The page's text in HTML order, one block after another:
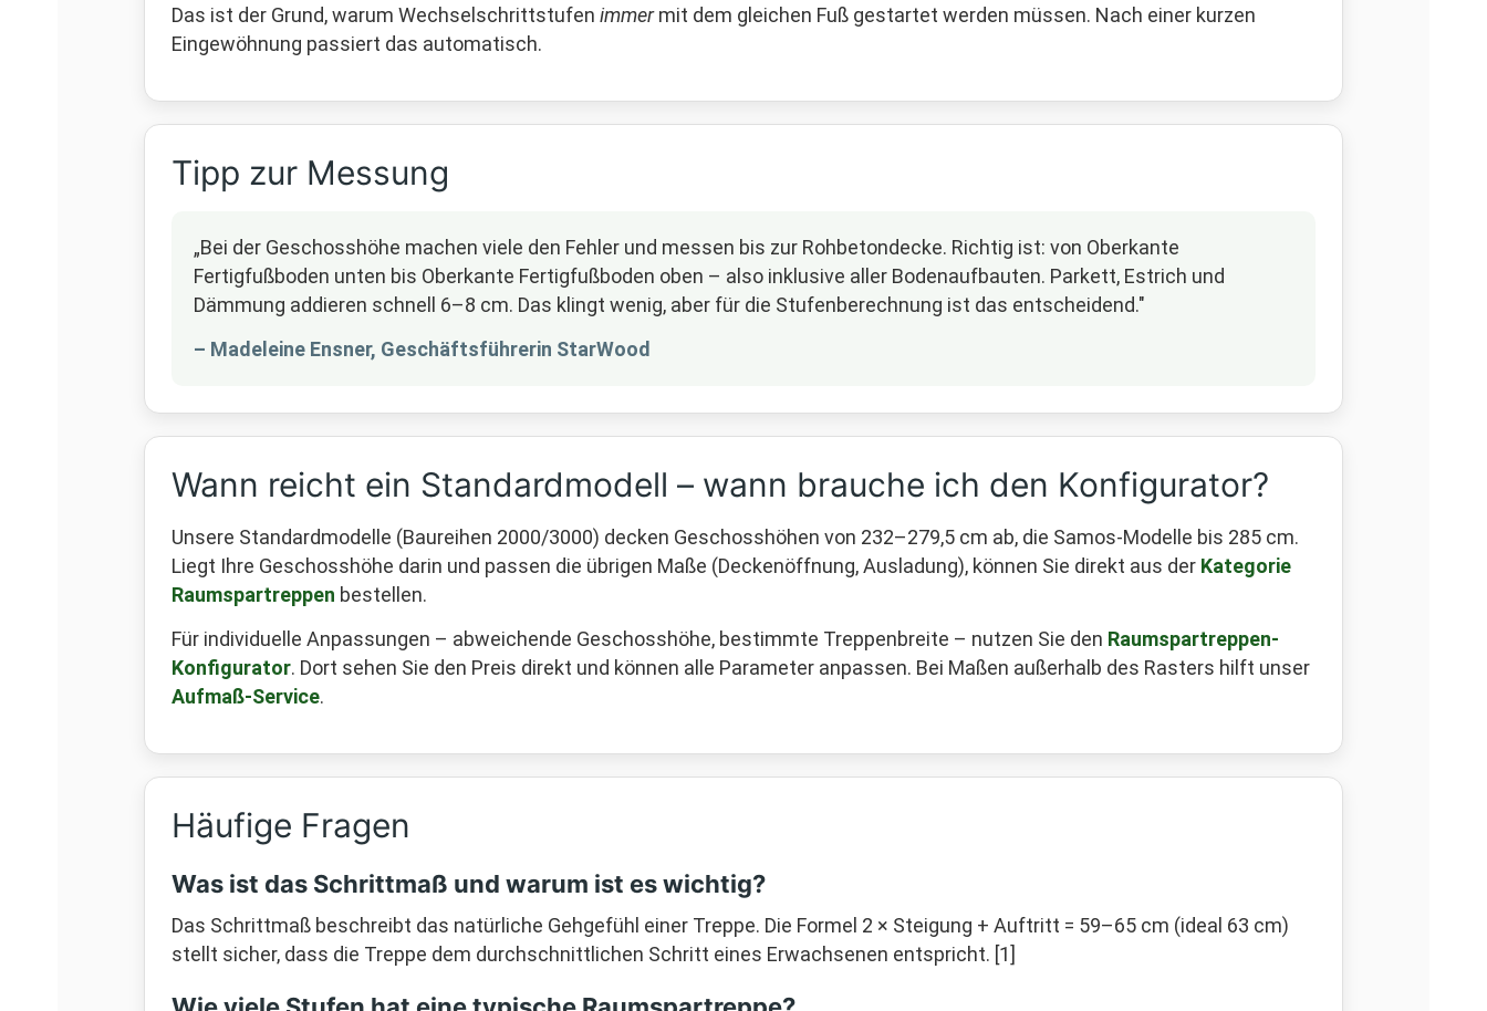
Das ist der Grund, warum Wechselschrittstufen immermit dem gleichen Fuß gestartet werden müssen. Nach einer kurzen
Eingewöhnung passiert das automatisch.
Tipp zur Messung
„Bei der Geschosshöhe machen viele den Fehler und messen bis zur Rohbetondecke. Richtig ist: von Oberkante
Fertigfußboden unten bis Oberkante Fertigfußboden oben – also inklusive aller Bodenaufbauten. Parkett, Estrich und
Dämmung addieren schnell 6–8 cm. Das klingt wenig, aber für die Stufenberechnung ist das entscheidend."
– Madeleine Ensner, Geschäftsführerin StarWood
Wann reicht ein Standardmodell – wann brauche ich den Konfigurator?
Unsere Standardmodelle (Baureihen 2000/3000) decken Geschosshöhen von 232–279,5 cm ab, die Samos-Modelle bis 285 cm.
Liegt Ihre Geschosshöhe darin und passen die übrigen Maße (Deckenöffnung, Ausladung), können Sie direkt aus der Kategorie
Raumspartreppen bestellen.
Für individuelle Anpassungen – abweichende Geschosshöhe, bestimmte Treppenbreite – nutzen Sie den Raumspartreppen-
Konfigurator. Dort sehen Sie den Preis direkt und können alle Parameter anpassen. Bei Maßen außerhalb des Rasters hilft unser
Aufmaß-Service.
Häufige Fragen
Was ist das Schrittmaß und warum ist es wichtig?
Das Schrittmaß beschreibt das natürliche Gehgefühl einer Treppe. Die Formel 2 × Steigung + Auftritt = 59–65 cm (ideal 63 cm)
stellt sicher, dass die Treppe dem durchschnittlichen Schritt eines Erwachsenen entspricht. [1]